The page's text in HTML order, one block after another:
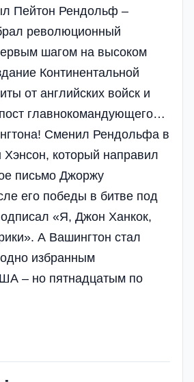
Пейтон Рендольф –
революционный
шагом на высоком
Континентальной
от английских войск и
главнокомандующего…
Сменил Рендольфа в
Хэнсон, который направил
письмо Джоржу
его победы в битве под
«Я, Джон Ханкок,
А Вашингтон стал
избранным
– но пятнадцатым по